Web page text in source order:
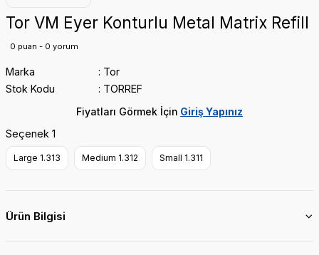
Tor VM Eyer Konturlu Metal Matrix Refill
0 puan - 0 yorum
Marka
Tor
Stok Kodu
TORREF
Fiyatları Görmek İçin Giriş Yapınız
Seçenek 1
Large 1.313 Medium 1.312 Small 1.311
Ürün Bilgisi